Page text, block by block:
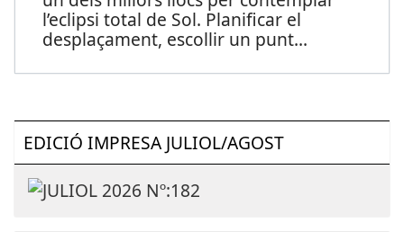
l’eclipsi total de Sol. Planificar el
desplaçament, escollir un punt...
EDICIÓ IMPRESA JULIOL/AGOST